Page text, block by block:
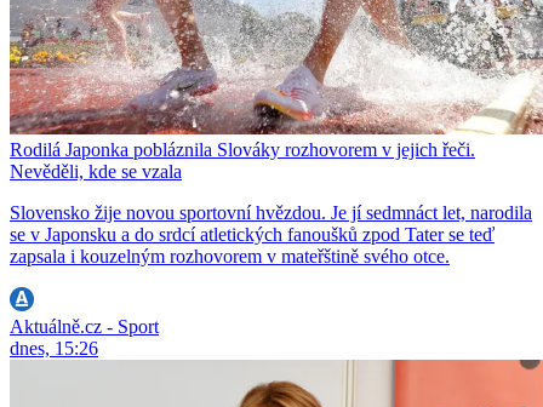
Rodilá Japonka pobláznila Slováky rozhovorem v jejich řeči.
Nevěděli, kde se vzala
Slovensko žije novou sportovní hvězdou. Je jí sedmnáct let, narodila
se v Japonsku a do srdcí atletických fanoušků zpod Tater se teď
zapsala i kouzelným rozhovorem v mateřštině svého otce.
Aktuálně.cz - Sport
dnes, 15:26